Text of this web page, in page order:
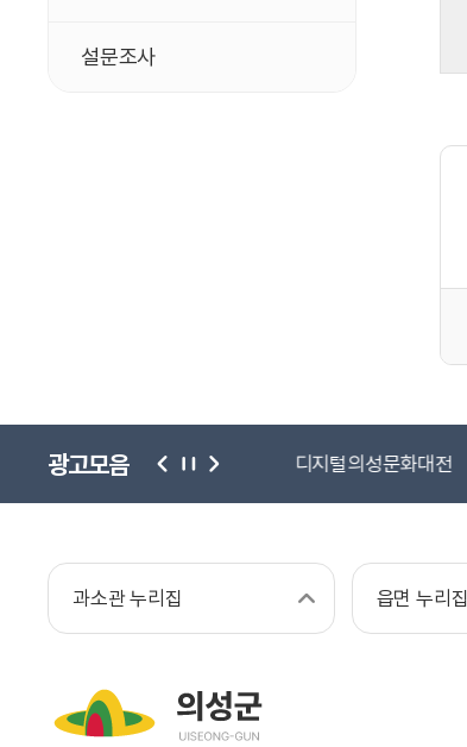
설문조사
광고모음
귀농귀촌종합센터 디지털의성문화대전
과소관 누리집 읍면 누리집